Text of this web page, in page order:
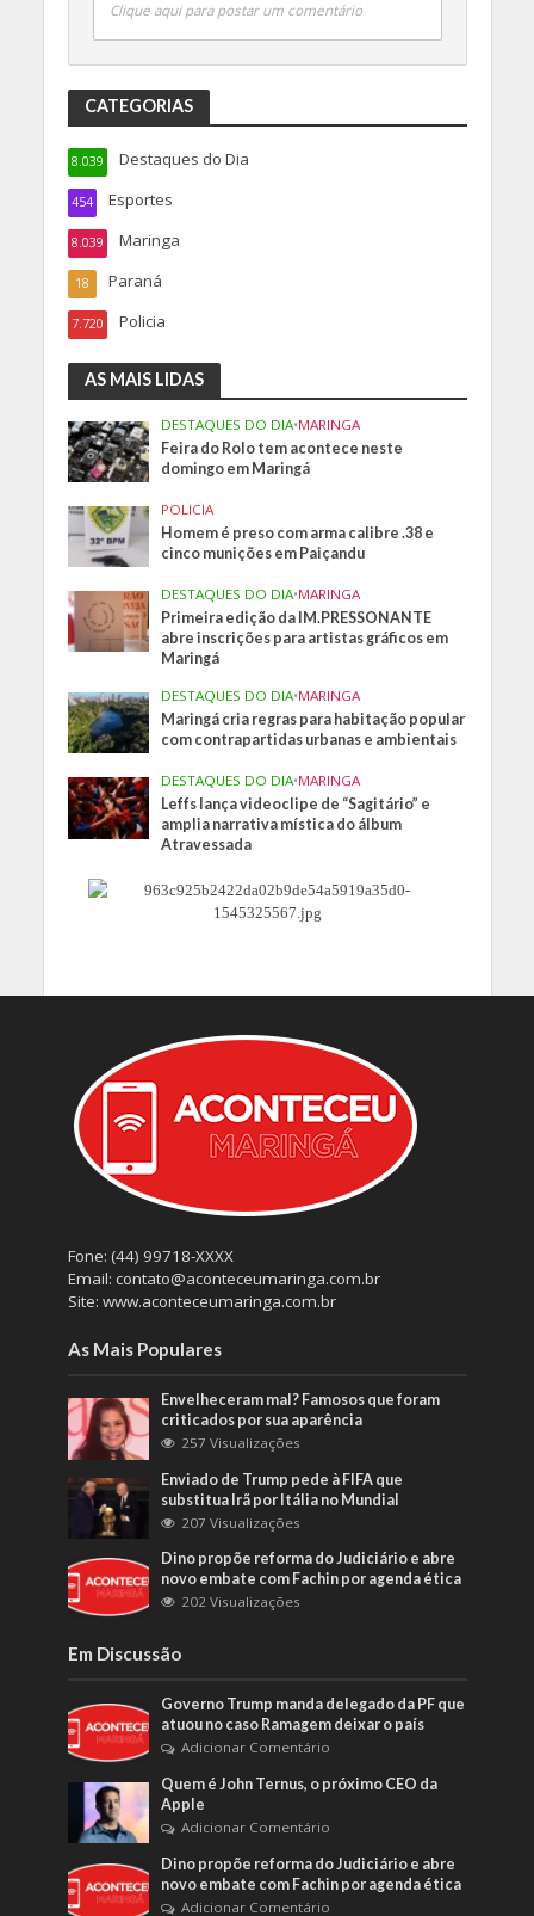
Clique aqui para postar um comentário
CATEGORIAS
Destaques do Dia
8.039
Esportes
454
Maringa
8.039
Paraná
18
Policia
7.720
AS MAIS LIDAS
DESTAQUES DO DIA•MARINGA
Feira do Rolo tem acontece neste
domingo em Maringá
POLICIA
Homem é preso com arma calibre .38 e
cinco munições em Paiçandu
DESTAQUES DO DIA•MARINGA
Primeira edição da IM.PRESSONANTE
abre inscrições para artistas gráficos em
Maringá
DESTAQUES DO DIA•MARINGA
Maringá cria regras para habitação popular
com contrapartidas urbanas e ambientais
DESTAQUES DO DIA•MARINGA
Leffs lança videoclipe de “Sagitário” e
amplia narrativa mística do álbum
Atravessada
Fone: (44) 99718-XXXX
Email: contato@aconteceumaringa.com.br
Site: www.aconteceumaringa.com.br
As Mais Populares
Envelheceram mal? Famosos que foram
criticados por sua aparência
257 Visualizações
Enviado de Trump pede à FIFA que
substitua Irã por Itália no Mundial
207 Visualizações
Dino propõe reforma do Judiciário e abre
novo embate com Fachin por agenda ética
202 Visualizações
Em Discussão
Governo Trump manda delegado da PF que
atuou no caso Ramagem deixar o país
Adicionar Comentário
Quem é John Ternus, o próximo CEO da
Apple
Adicionar Comentário
Dino propõe reforma do Judiciário e abre
novo embate com Fachin por agenda ética
Adicionar Comentário